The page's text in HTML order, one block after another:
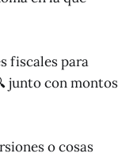
fiscales para
junto con montos
o cosas